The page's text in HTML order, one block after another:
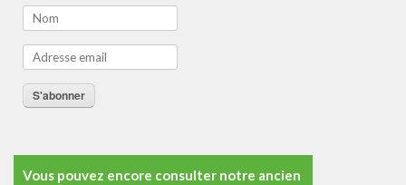
S'abonner
Vous pouvez encore consulter notre ancien